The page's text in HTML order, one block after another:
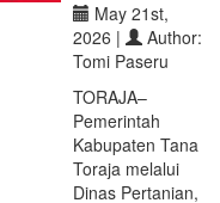
May 21st,
2026 |
Author:
Tomi Paseru
TORAJA–
Pemerintah
Kabupaten Tana
Toraja melalui
Dinas Pertanian,